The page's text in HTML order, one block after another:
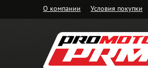
О компании Условия покупки